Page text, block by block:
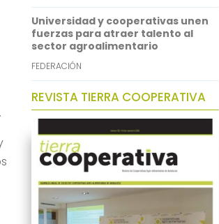
Universidad y cooperativas unen
fuerzas para atraer talento al
sector agroalimentario
FEDERACIÓN
REVISTA TIERRA COOPERATIVA